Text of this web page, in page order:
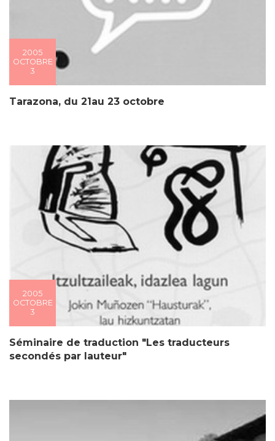
2005
OCTOBRE
3
Tarazona, du 21au 23 octobre
2005
OCTOBRE
3
Séminaire de traduction "Les traducteurs
secondés par lauteur"